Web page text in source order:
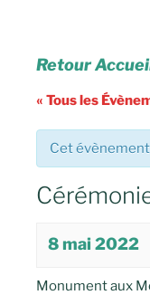
Retour
« Tous les
Cet
8 mai 2022
Monument aux